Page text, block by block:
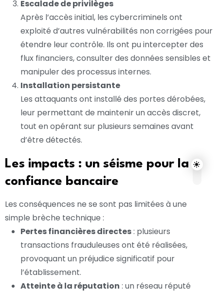
Escalade de privilèges
Après l’accès initial, les cybercriminels ont
exploité d’autres vulnérabilités non corrigées pour
étendre leur contrôle. Ils ont pu intercepter des
flux financiers, consulter des données sensibles et
manipuler des processus internes.
Installation persistante
Les attaquants ont installé des portes dérobées,
leur permettant de maintenir un accès discret,
tout en opérant sur plusieurs semaines avant
d’être détectés.
Les impacts : un séisme pour la
confiance bancaire
Les conséquences ne se sont pas limitées à une
simple brèche technique :
Pertes financières directes: plusieurs
transactions frauduleuses ont été réalisées,
provoquant un préjudice significatif pour
l’établissement.
Atteinte à la réputation : un réseau réputé